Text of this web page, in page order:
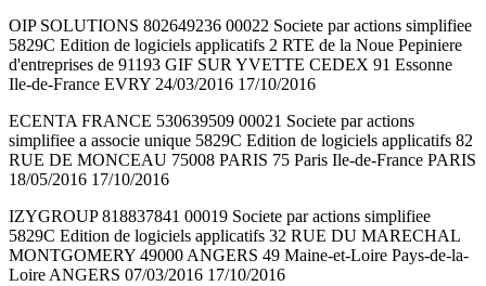
OIP SOLUTIONS 802649236 00022 Societe par actions simplifiee
5829C Edition de logiciels applicatifs 2 RTE de la Noue Pepiniere
d'entreprises de 91193 GIF SUR YVETTE CEDEX 91 Essonne
Ile-de-France EVRY 24/03/2016 17/10/2016
ECENTA FRANCE 530639509 00021 Societe par actions
simplifiee a associe unique 5829C Edition de logiciels applicatifs 82
RUE DE MONCEAU 75008 PARIS 75 Paris Ile-de-France PARIS
18/05/2016 17/10/2016
IZYGROUP 818837841 00019 Societe par actions simplifiee
5829C Edition de logiciels applicatifs 32 RUE DU MARECHAL
MONTGOMERY 49000 ANGERS 49 Maine-et-Loire Pays-de-la-
Loire ANGERS 07/03/2016 17/10/2016